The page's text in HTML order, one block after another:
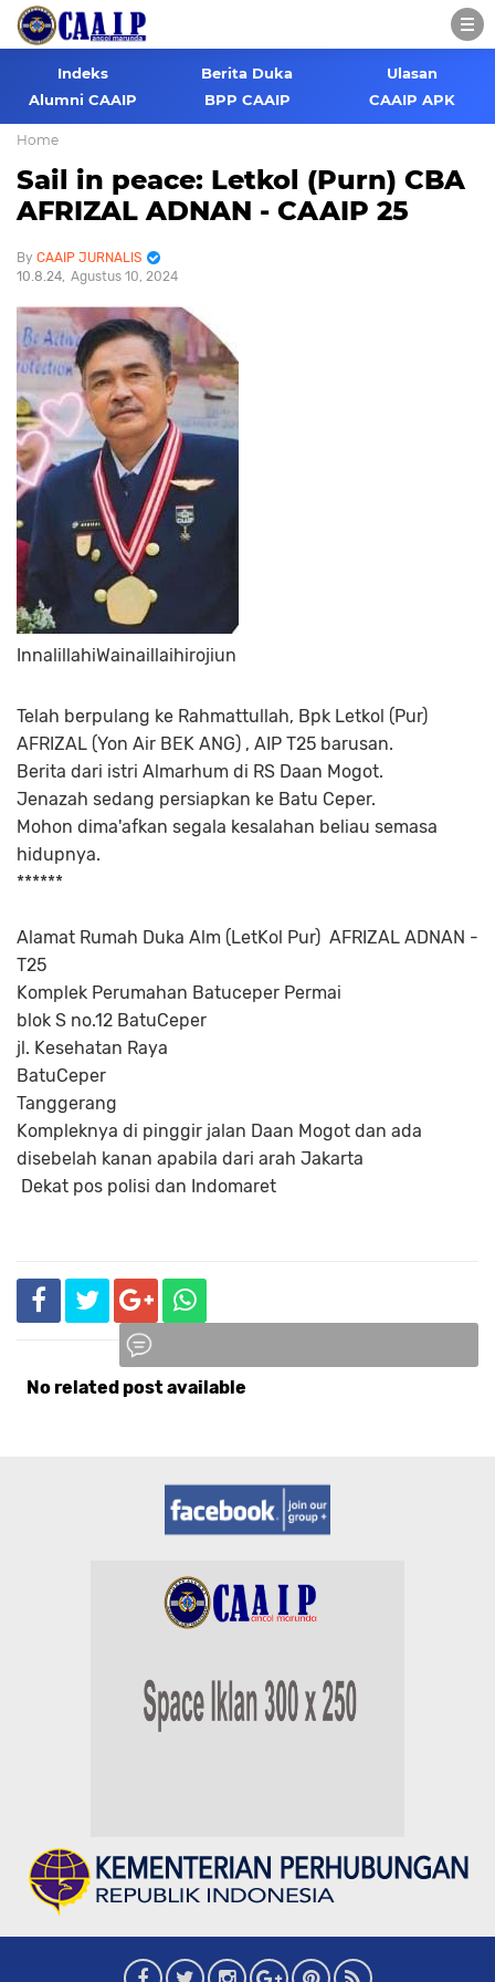
Indeks Berita Duka
Ulasan
Alumni CAAIP
BPP CAAIP CAAIP APK
Home
Sail in peace: Letkol (Purn) CBA
AFRIZAL ADNAN - CAAIP 25
CAAIP JURNALIS
10.8.24 Agustus 10, 2024
InnalillahiWainaillaihirojiun
Telah berpulang ke Rahmattullah, Bpk Letkol (Pur)
AFRIZAL (Yon Air BEK ANG) , AIP T25 barusan.
Berita dari istri Almarhum di RS Daan Mogot.
Jenazah sedang persiapkan ke Batu Ceper.
Mohon dima'afkan segala kesalahan beliau semasa
hidupnya.
******
Alamat Rumah Duka Alm (LetKol Pur) AFRIZAL ADNAN -
T25
Komplek Perumahan Batuceper Permai
blok S no.12 BatuCeper
jl. Kesehatan Raya
BatuCeper
Tanggerang
Kompleknya di pinggir jalan Daan Mogot dan ada
disebelah kanan apabila dari arah Jakarta
Dekat pos polisi dan Indomaret
No related post available